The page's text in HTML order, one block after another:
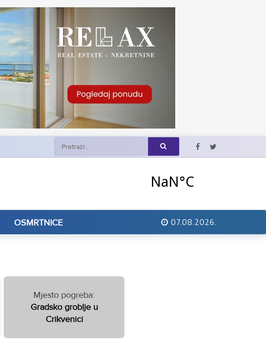
OSMRTNICE 07.08.2026.
Mjesto pogreba:
Gradsko groblje u
Crikvenici